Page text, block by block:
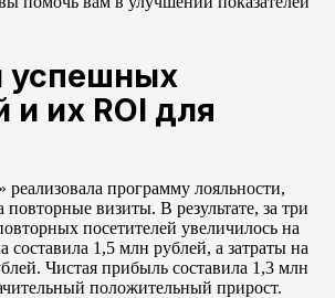
и их ROI для
реализовала программу лояльности,
повторные визиты. В результате, за три
посетителей увеличилось на
1,5 млн рублей, а затраты на
Чистая прибыль составила 1,3 млн
положительный прирост.